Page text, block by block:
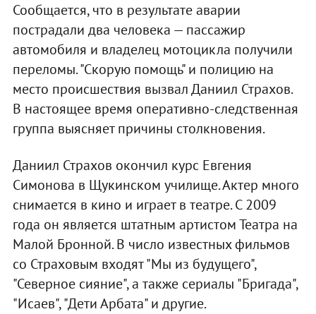
Сообщается, что в результате аварии
пострадали два человека — пассажир
автомобиля и владелец мотоцикла получили
переломы. "Скорую помощь" и полицию на
место происшествия вызвал Даниил Страхов.
В настоящее время оперативно-следственная
группа выясняет причины столкновения.
Даниил Страхов окончил курс Евгения
Симонова в Щукинском училище. Актер много
снимается в кино и играет в театре. С 2009
года он является штатным артистом Театра на
Малой Бронной. В число известных фильмов
со Страховым входят "Мы из будущего",
"Северное сияние", а также сериалы "Бригада",
"Исаев", "Дети Арбата" и другие.